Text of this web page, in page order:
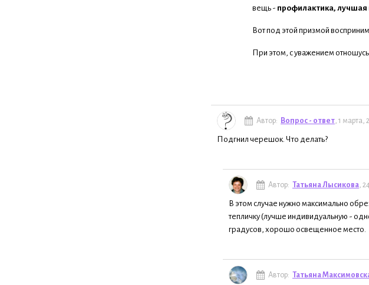
вещь - профилактика, лучшая
Вот под этой призмой
При этом, с уважением
Автор: Вопрос - ответ , 1 марта,
Подгнил черешок. Что делать?
Автор: Татьяна Лысикова ,
В этом случае нужно максимально
тепличку (лучше индивидуальную -
градусов, хорошо освещенное место.
Автор: Татьяна